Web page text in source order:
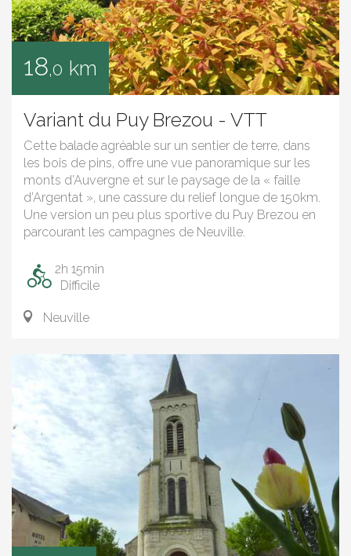
18,0 km
Variant du Puy Brezou - VTT
Cette balade agréable sur un sentier de terre, dans
les bois de pins, offre une vue panoramique sur les
monts d’Auvergne et sur le paysage de la « faille
d’Argentat », une cassure du relief longue de 150km.
Une version un peu plus sportive du Puy Brezou en
parcourant les campagnes de Neuville.
2h 15min
Difficile
Neuville